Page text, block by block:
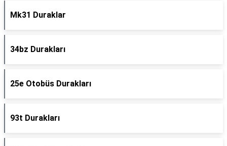
Mk31 Duraklar
34bz Durakları
25e Otobüs Durakları
93t Durakları